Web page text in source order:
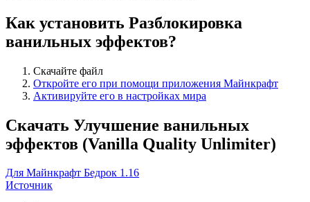
Как установить Разблокировка
ванильных эффектов?
Скачайте файл
Откройте его при помощи приложения Майнкрафт
Активируйте его в настройках мира
Скачать Улучшение ванильных
эффектов (Vanilla Quality Unlimiter)
Для Майнкрафт Бедрок 1.16
Источник